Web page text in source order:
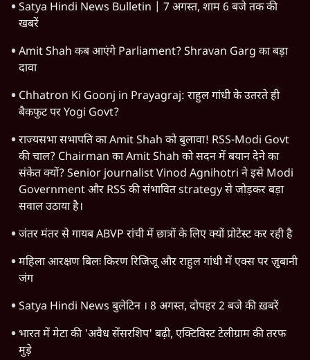
Satya Hindi News Bulletin | 7 अगस्त, शाम 6 बजे तक की
खबरें
Amit Shah कब आएंगे Parliament? Shravan Garg का बड़ा
दावा
Chhatron Ki Goonj in Prayagraj: राहुल गांधी के उतरते ही
बैकफुट पर Yogi Govt?
राज्यसभा सभापति का Amit Shah को बुलावा! RSS-Modi Govt
की चाल? Chairman का Amit Shah को सदन में बयान देने का
संकेत क्यों? Senior journalist Vinod Agnihotri ने इसे Modi
Government और RSS की संभावित strategy से जोड़कर बड़ा
सवाल उठाया है।
जंतर मंतर से गायब ABVP रांची में छात्रों के लिए क्यों प्रोटेस्ट कर रही है
महिला आरक्षण बिलः किरण रिजिजू और राहुल गांधी में एक्स पर ज़ुबानी
जंग
Satya Hindi News बुलेटिन । 8 अगस्त, दोपहर 2 बजे की ख़बरें
भारत में मेटा की 'अवैध सेंसरशिप' बढ़ी, एक्टिविस्ट टेलीग्राम की तरफ
मुड़े